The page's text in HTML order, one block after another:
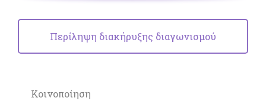
Περίληψη διακήρυξης διαγωνισμού
Κοινοποίηση